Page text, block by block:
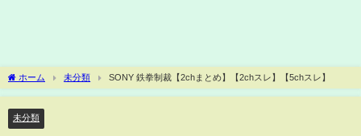
ホーム 未分類 SONY 鉄拳制裁【2chまとめ】【2chスレ】【5chスレ】
未分類